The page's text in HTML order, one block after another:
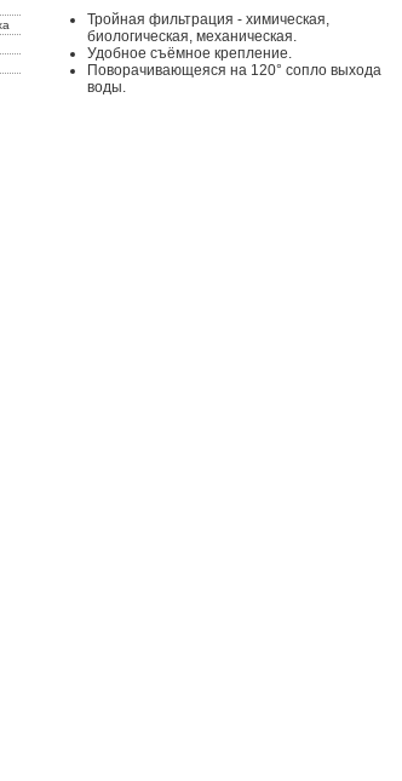
Тройная фильтрация - химическая,
биологическая, механическая.
Удобное съёмное крепление.
Поворачивающеяся на 120° сопло выхода
воды.